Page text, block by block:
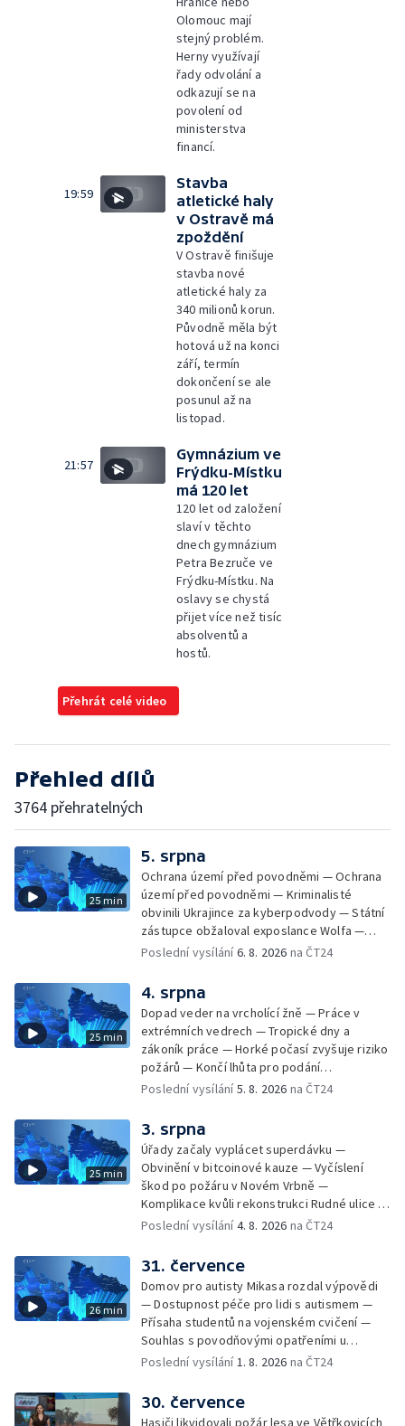
Olomouc mají
stejný problém.
Herny využívají
řady odvolání a
odkazují se na
povolení od
ministerstva
financí.
19:59
Stavba
atletické haly
v Ostravě má
zpoždění
V Ostravě finišuje
stavba nové
atletické haly za
340 milionů korun.
Původně měla být
hotová už na konci
září, termín
dokončení se ale
posunul až na
listopad.
21:57
Gymnázium ve
Frýdku-Místku
má 120 let
120 let od založení
slaví v těchto
dnech gymnázium
Petra Bezruče ve
Frýdku-Místku. Na
oslavy se chystá
přijet více než tisíc
absolventů a
hostů.
Přehrát celé video
Přehled dílů
3764 přehratelných
25 min
5. srpna
Ochrana území před povodněmi — Ochrana
území před povodněmi — Kriminalisté
obvinili Ukrajince za kyberpodvody — Státní
zástupce obžaloval exposlance Wolfa —
Péče o hospodářská zvířata ve vedrech —
depozitu Vlastivědného muzea Olomouc —
Zakládání nových dětských skupin — Výběr
ze sociálních sítí Události Ostrava — Tresty
pro fotbalisty za korupci — Po stopách
Gebharda Blüchera
Poslední vysílání6. 8. 2026 na ČT24
25 min
4. srpna
Dopad veder na vrcholící žně — Práce v
extrémních vedrech — Tropické dny a
zákoník práce — Horké počasí zvyšuje riziko
požárů — Končí lhůta pro podání
kandidátních listin — Končí lhůta pro podání
rozsudek v lihové kauze — Výročí
zavraždění Václava III. v Olomouci — Těžba
unikátní rašeliny pro lázně v Karlově
Studánce — Výběr ze sociálních sítí ČT —
Nový program pro léčbu obezity —
Olomoucké (nejen) shakespearovské léto
Poslední vysílání5. 8. 2026 na ČT24
25 min
3. srpna
Úřady začaly vyplácet superdávku —
Obvinění v bitcoinové kauze — Vyčíslení
škod po požáru v Novém Vrbně —
Komplikace kvůli rekonstrukci Rudné ulice —
Nárůst zájmu o klimatizace — Výluka vlaků
Protipovodňová opatření v Troubkách —
Zájem o bydlení na vysokoškolskýc kolejích
— Vrcholí sklizeň levandulí
Poslední vysílání4. 8. 2026 na ČT24
26 min
31. července
Domov pro autisty Mikasa rozdal výpovědi
— Dostupnost péče pro lidi s autismem —
Přísaha studentů na vojenském cvičení —
Souhlas s povodňovými opatřeními u
Troubek — Opravy Rudné omezí dopravu —
počasí na následující dny — Vedra táhnou na
chladnější místa — Hasiči lokalizovali požár
Poslední vysílání1. 8. 2026 na ČT24
30. července
Hasiči likvidovali požár lesa ve Větřkovicích